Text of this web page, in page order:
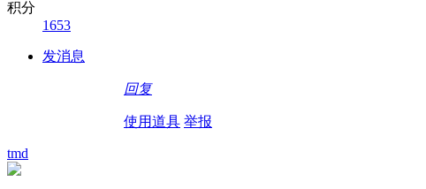
积分
1653
发消息
回复
使用道具 举报
tmd